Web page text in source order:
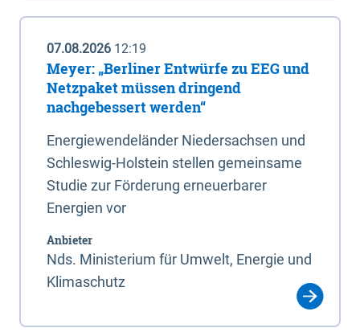
07.08.2026 12:19
Meyer: „Berliner Entwürfe zu EEG und
Netzpaket müssen dringend
nachgebessert werden“
Energiewendeländer Niedersachsen und
Schleswig-Holstein stellen gemeinsame
Studie zur Förderung erneuerbarer
Energien vor
Anbieter
Nds. Ministerium für Umwelt, Energie und
Klimaschutz